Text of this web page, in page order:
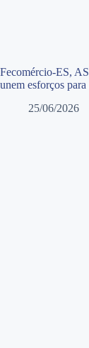
Fecomércio-ES,
unem esforços
25/06/2026